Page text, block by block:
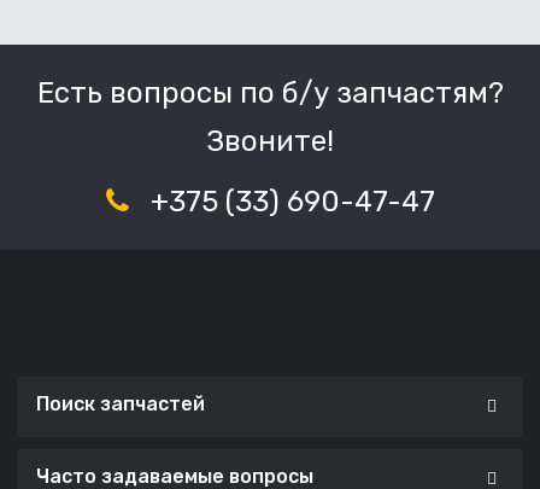
Есть вопросы по б/у запчастям?
Звоните!
+375 (33) 690-47-47
Поиск запчастей
Часто задаваемые вопросы